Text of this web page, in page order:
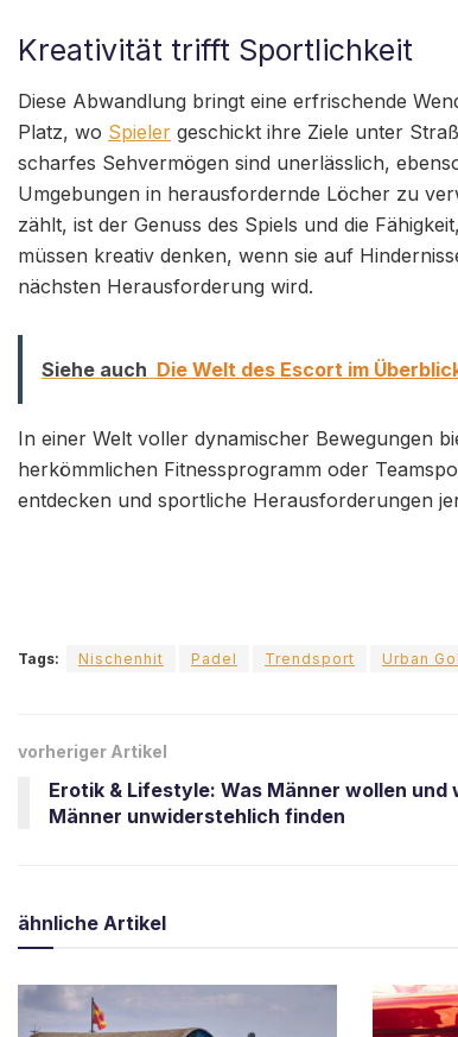
Kreativität trifft Sportlichkeit
Diese Abwandlung bringt eine erfrischende
Platz, wo Spieler geschickt ihre Ziele unter
scharfes Sehvermögen sind unerlässlich,
Umgebungen in herausfordernde Löcher zu
zählt, ist der Genuss des Spiels und die
müssen kreativ denken, wenn sie auf
nächsten Herausforderung wird.
Siehe auch Die Welt des Escort im
In einer Welt voller dynamischer Bewegungen
herkömmlichen Fitnessprogramm oder
entdecken und sportliche Herausforderungen
Tags: Nischenhit Padel Trendsport Urban
vorheriger Artikel
Erotik & Lifestyle: Was Männer wollen und
Männer unwiderstehlich finden
ähnliche Artikel